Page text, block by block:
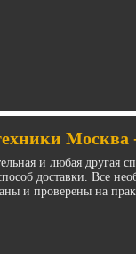
Москва
и любая другая
доставки. Все
и проверены на